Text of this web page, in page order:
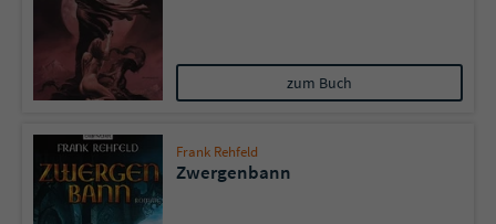
zum Buch
Frank Rehfeld
Zwergenbann